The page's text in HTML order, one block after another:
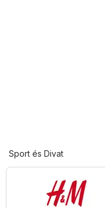
Sport és Divat